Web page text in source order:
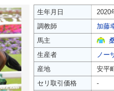
生年月日
2020
調教師
加藤
馬主
生産者
ノー
産地
安平
セリ取引価格
-